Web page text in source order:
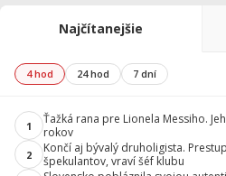
Najčítanejšie
4 hod 24 hod 7 dní
1
Ťažká rana pre Lionela Messiho.
rokov
2
Končí aj bývalý druholigista.
špekulantov, vraví šéf klubu